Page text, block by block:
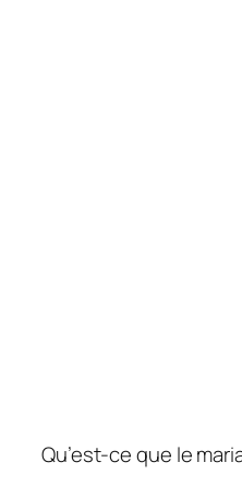
Qu’est-ce que le